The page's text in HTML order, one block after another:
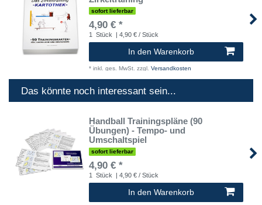
sofort lieferbar
4,90 € *
1 Stück | 4,90 € / Stück
In den Warenkorb
* inkl. ges. MwSt. zzgl. Versandkosten
Das könnte noch interessant sein...
Handball Trainingspläne (90
Übungen) - Tempo- und
Umschaltspiel
sofort lieferbar
4,90 € *
1 Stück | 4,90 € / Stück
In den Warenkorb